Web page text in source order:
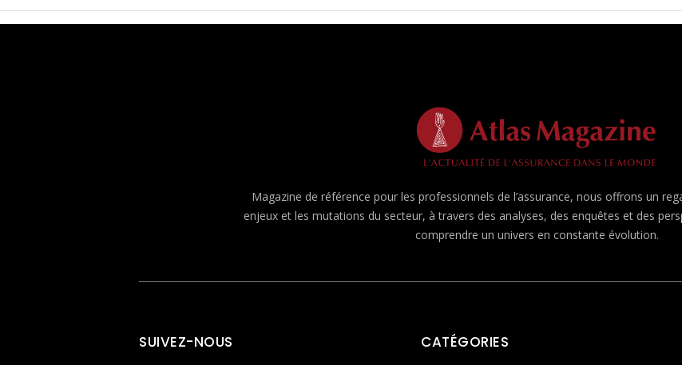
Magazine de référence pour les professionnels de l’assurance, nous offrons un
enjeux et les mutations du secteur, à travers des analyses, des enquêtes et des
comprendre un univers en constante évolution.
SUIVEZ-NOUS CATÉGORIES